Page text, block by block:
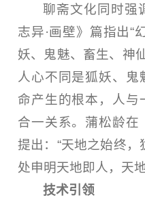
聊斋文化同时强
志异·画壁》篇指出“
妖、鬼魅、畜生、神
人心不同是狐妖、鬼
命产生的根本，人与
合一关系。蒲松龄在
提出：“天地之始终，
处申明天地即人，天
技术引领